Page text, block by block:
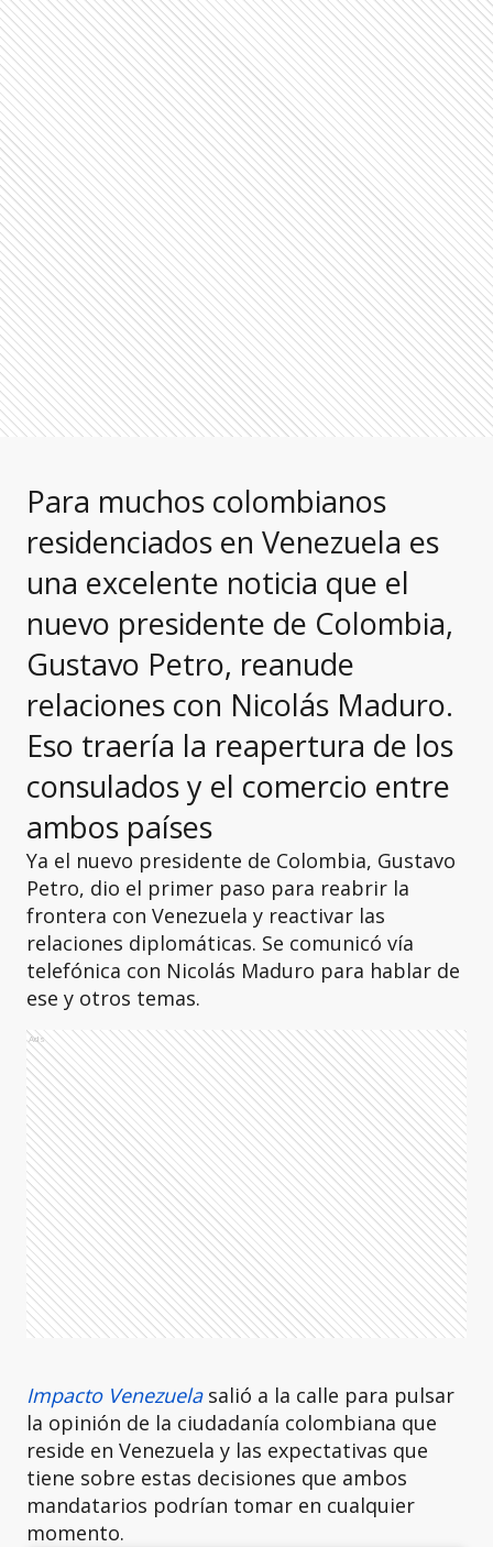
Para muchos colombianos
residenciados en Venezuela es
una excelente noticia que el
nuevo presidente de Colombia,
Gustavo Petro, reanude
relaciones con Nicolás Maduro.
Eso traería la reapertura de los
consulados y el comercio entre
ambos países
Ya el nuevo presidente de Colombia, Gustavo
Petro, dio el primer paso para reabrir la
frontera con Venezuela y reactivar las
relaciones diplomáticas. Se comunicó vía
telefónica con Nicolás Maduro para hablar de
ese y otros temas.
Ads
Impacto Venezuelasalió a la calle para pulsar
la opinión de la ciudadanía colombiana que
reside en Venezuela y las expectativas que
tiene sobre estas decisiones que ambos
mandatarios podrían tomar en cualquier
momento.